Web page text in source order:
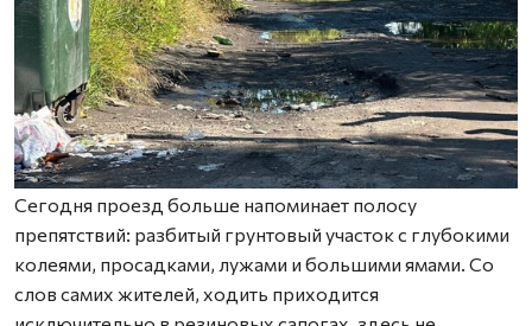
Сегодня проезд больше напоминает полосу
препятствий: разбитый грунтовый участок с глубокими
колеями, просадками, лужами и большими ямами. Со
слов самих жителей, ходить приходится